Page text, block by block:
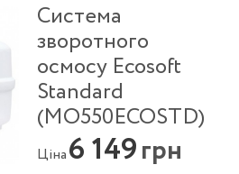
Система
зворотного
осмосу Ecosoft
Standard
(MO550ECOSTD)
Ціна6 149грн